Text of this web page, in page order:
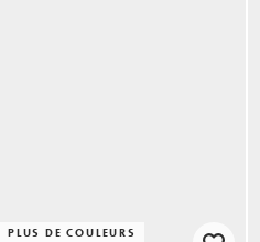
PLUS DE COULEURS